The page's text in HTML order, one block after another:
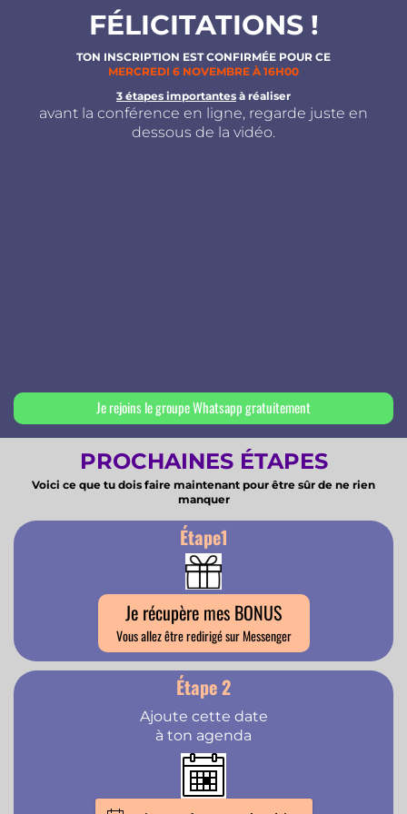
FÉLICITATIONS !
TON INSCRIPTION EST CONFIRMÉE POUR CE
MERCREDI 6 NOVEMBRE À 16H00
3 étapes importantes à réaliser
avant la conférence en ligne, regarde juste en
dessous de la vidéo.
Je rejoins le groupe Whatsapp gratuitement
PROCHAINES ÉTAPES
Voici ce que tu dois faire maintenant pour être sûr de ne rien
manquer
Étape1
Je récupère mes BONUS
Vous allez être redirigé sur Messenger
Étape 2
Ajoute cette date
à ton agenda